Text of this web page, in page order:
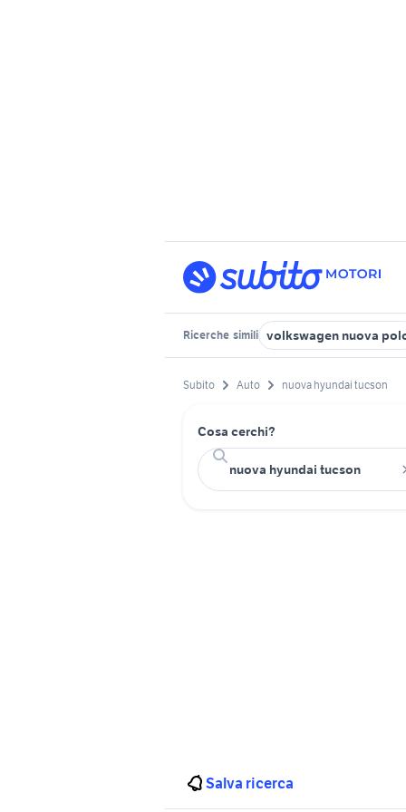
Ricerche simili volkswagen nuova
Subito Auto nuova hyundai tucson
Cosa cerchi?
Salva ricerca